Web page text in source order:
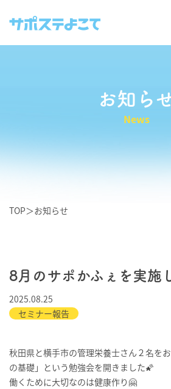
お知ら
News
TOP＞お知らせ
8月のサポかふぇを実施
2025.08.25
セミナー報告
秋田県と横手市の管理栄養士さん２名を
の基礎」という勉強会を開きました🌠
働くために大切なのは健康作り🤗